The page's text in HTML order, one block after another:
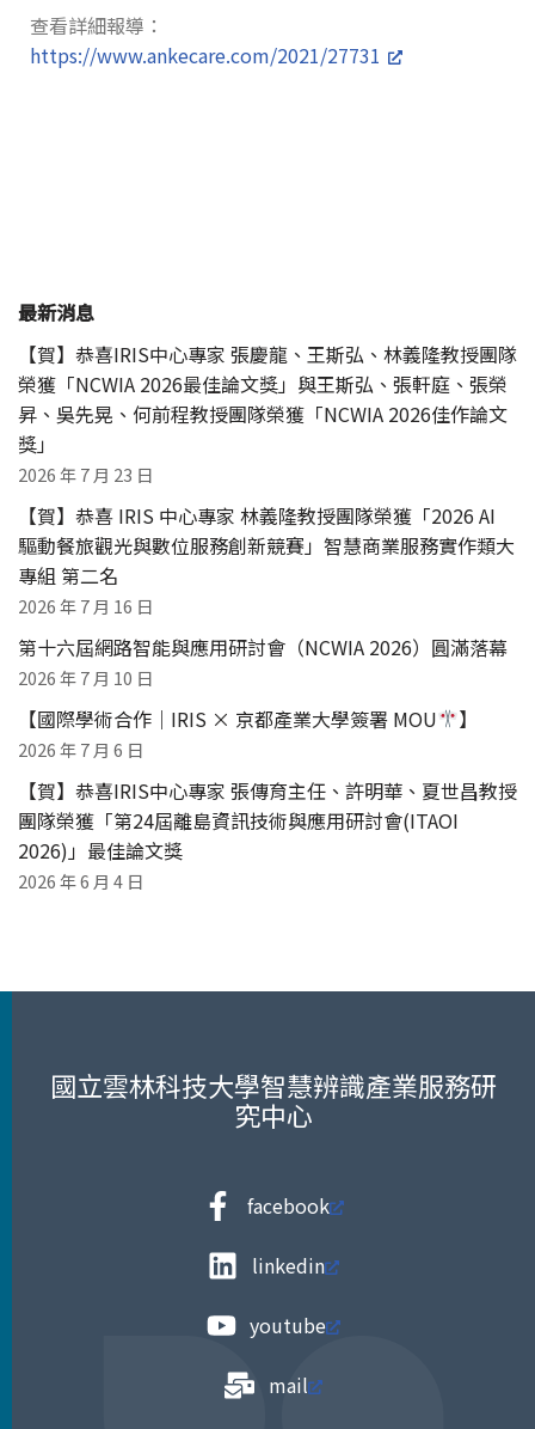
查看詳細報導：
https://www.ankecare.com/2021/27731
最新消息
【賀】恭喜IRIS中心專家 張慶龍、王斯弘、林義隆教授團隊
榮獲「NCWIA 2026最佳論文獎」與王斯弘、張軒庭、張榮
昇、吳先晃、何前程教授團隊榮獲「NCWIA 2026佳作論文
獎」
2026 年 7 月 23 日
【賀】恭喜 IRIS 中心專家 林義隆教授團隊榮獲「2026 AI
驅動餐旅觀光與數位服務創新競賽」智慧商業服務實作類大
專組 第二名
2026 年 7 月 16 日
第十六屆網路智能與應用研討會（NCWIA 2026）圓滿落幕
2026 年 7 月 10 日
【國際學術合作｜IRIS × 京都產業大學簽署 MOU 】
2026 年 7 月 6 日
【賀】恭喜IRIS中心專家 張傳育主任、許明華、夏世昌教授
團隊榮獲「第24屆離島資訊技術與應用研討會(ITAOI
2026)」最佳論文獎
2026 年 6 月 4 日
國立雲林科技大學智慧辨識產業服務研
究中心
facebook
linkedin
youtube
mail